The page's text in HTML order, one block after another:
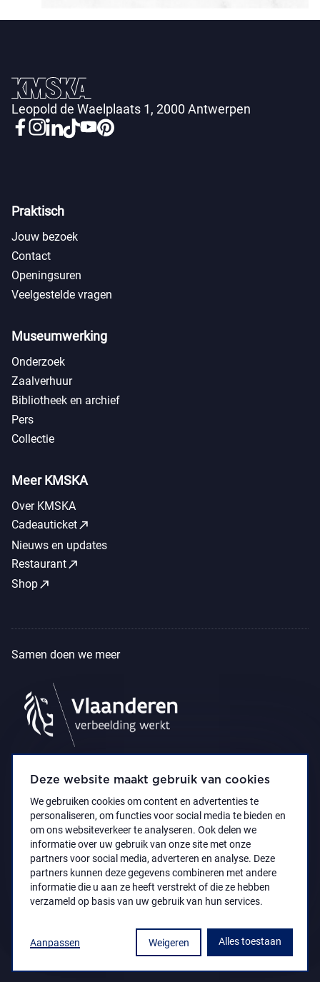
Deze website maakt gebruik van cookies
We gebruiken cookies om content en advertenties te
personaliseren, om functies voor social media te bieden en
om ons websiteverkeer te analyseren. Ook delen we
informatie over uw gebruik van onze site met onze
partners voor social media, adverteren en analyse. Deze
partners kunnen deze gegevens combineren met andere
informatie die u aan ze heeft verstrekt of die ze hebben
verzameld op basis van uw gebruik van hun services.
Aanpassen Weigeren Alles toestaan
Leopold de Waelplaats 1, 2000 Antwerpen
Praktisch
Jouw bezoek
Contact
Openingsuren
Veelgestelde vragen
Museumwerking
Onderzoek
Zaalverhuur
Bibliotheek en archief
Pers
Collectie
Meer KMSKA
Over KMSKA
Cadeauticketcall_made
Nieuws en updates
Restaurantcall_made
Shopcall_made
Samen doen we meer
Privacyverklaring Toegankelijkheidsverklaring
© 2021 Koninklijk Museum voor Schone Kunsten